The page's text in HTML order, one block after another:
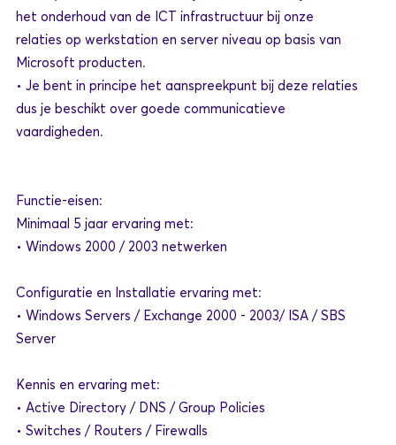
het onderhoud van de ICT infrastructuur bij onze
relaties op werkstation en server niveau op basis van
Microsoft producten.
• Je bent in principe het aanspreekpunt bij deze relaties
dus je beschikt over goede communicatieve
vaardigheden.
Functie-eisen:
Minimaal 5 jaar ervaring met:
• Windows 2000 / 2003 netwerken
Configuratie en Installatie ervaring met:
• Windows Servers / Exchange 2000 - 2003/ ISA / SBS
Server
Kennis en ervaring met:
• Active Directory / DNS / Group Policies
• Switches / Routers / Firewalls